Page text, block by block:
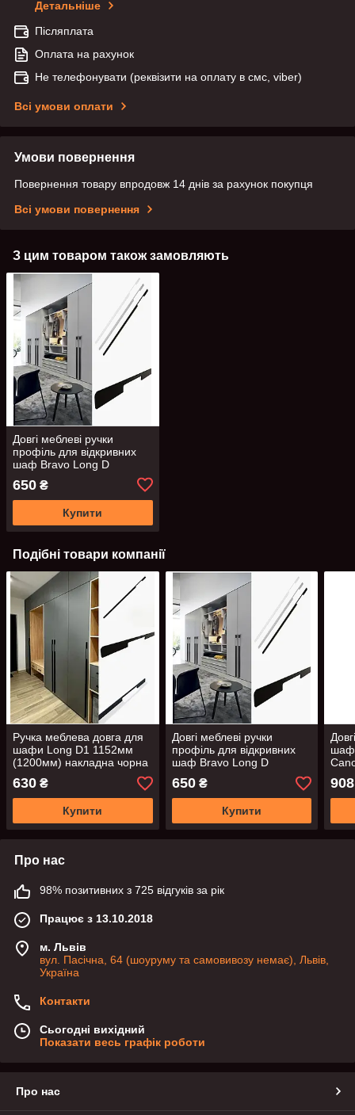
Детальніше
Післяплата
Оплата на рахунок
Не телефонувати (реквізити на оплату в смс, viber)
Всі умови оплати
Умови повернення
Повернення товару впродовж 14 днів за рахунок покупця
Всі умови повернення
З цим товаром також замовляють
Довгі меблеві ручки
профіль для відкривних
шаф Bravo Long D
накладні.
650 ₴
Купити
Подібні товари компанії
Ручка меблева довга для
шафи Long D1 1152мм
(1200мм) накладна чорна
анодована Bravo
630 ₴
Купити
Довгі меблеві ручки
профіль для відкривних
шаф Bravo Long D
1056/1200мм чорні
накладні.
650₴
Купити
шаф
908
Про нас
98% позитивних з 725 відгуків за рік
Працює з 13.10.2018
м. Львів
вул. Пасічна, 64 (шоуруму та самовивозу немає), Львів,
Україна
Контакти
Сьогодні вихідний
Показати весь графік роботи
Про нас